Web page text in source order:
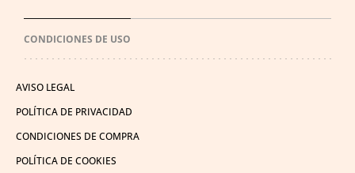
CONDICIONES DE USO
AVISO LEGAL
POLÍTICA DE PRIVACIDAD
CONDICIONES DE COMPRA
POLÍTICA DE COOKIES